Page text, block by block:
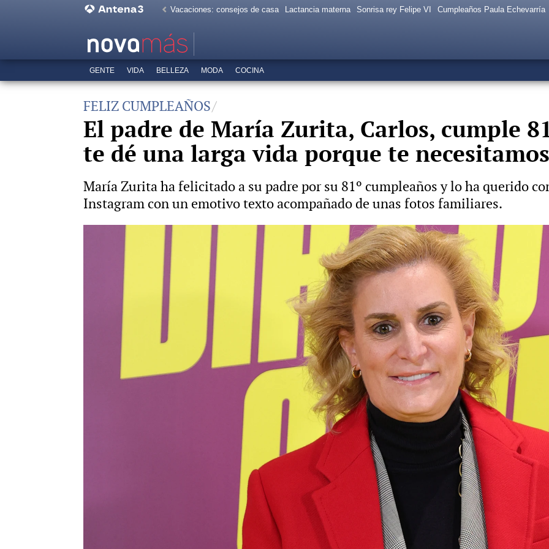
Vacaciones: consejos de casa Lactancia materna Sonrisa rey Felipe VI Cumpleaños Paula Echevarría
GENTE VIDA BELLEZA MODA COCINA
FELIZ CUMPLEAÑOS
El padre de María Zurita, Carlos, cumple
te dé una larga vida porque te
María Zurita ha felicitado a su padre por su 81º cumpleaños y lo ha querido
Instagram con un emotivo texto acompañado de unas fotos familiares.
María Zurita, leal a su tío el rey Juan Carlos cuando le preguntan por sus audios
10 de octubre de 2024, 12:03
WhatsappFacebook
X
y su familia están de celebración, ya que este